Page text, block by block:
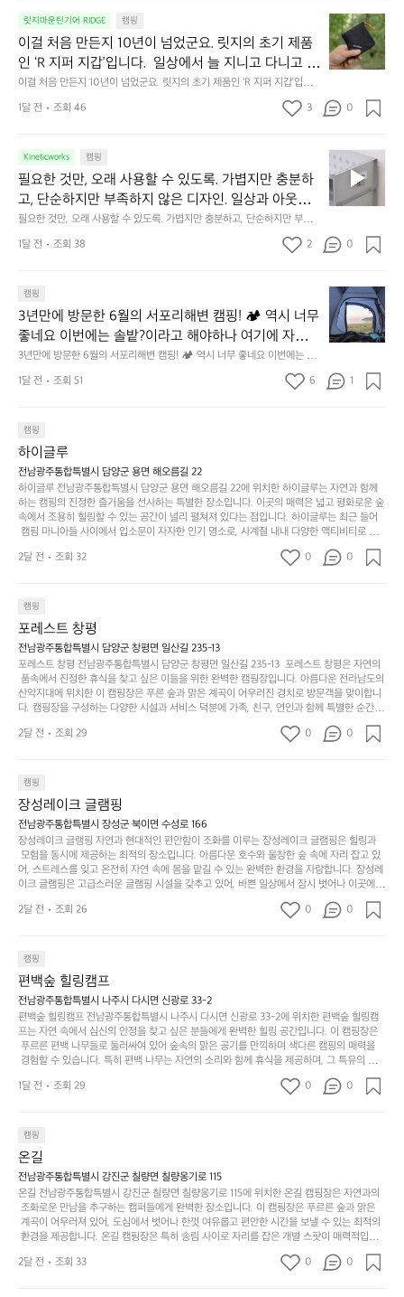
의
휴
식
에
도
이
중
인
차
안
서
도
구
나
잠
에
기
까
이
걸
리
는
순
다.
그
럴
때
는
차
을
가
려
보
세
요.
튼
을
조
용
히
o
l
a
t
☺️
미
니
미
멀
👌🏼
릿지마운틴기어 RIDGE 캠핑
이걸 처음 만든지 10년이 넘었군요. 릿지의 초기 제품
인 ‘R 지퍼 지갑’입니다.  일상에서 늘 지니고 다니고 싶
어지는 물건에는 크기, 무게, 형태, 색감 사이의 아주 미
묘한 밸런스가 존재합니다.  예를 들자면 일에 집중하
느라 책상 위 가장자리에 대충 걸쳐 놓아도 시야에 걸
는 균형감에서 출발했습니다.  그중에서도 슬림함에 철
저히 집착했습니다. 튼튼한 내구도와 넉넉한 수납력을
해치치 않는 선에서, 가장 가볍고 얇게 설계했습니다.
이 디자인과 사용감은, 꼭 직접 손으로 만져보며 경험
해 보시기를 바랍니다.
이걸 처음 만든지 10년이 넘었군요. 릿지의 초기 제품인 ‘R 지퍼 지갑’입니
다.  일상에서 늘 지니고 다니고 싶어지는 물건에는 크기, 무게, 형태, 색감
사이의 아주 미묘한 밸런스가 존재합니다.  예를 들자면 일에 집중하느라 책
철저히 집착했습니다. 튼튼한 내구도와 넉넉한 수납력을 해치치 않는 선에
서, 가장 가볍고 얇게 설계했습니다.  이 디자인과 사용감은, 꼭 직접 손으로
만져보며 경험해 보시기를 바랍니다.
이
걸
처
음
든
0
년
이
넘
군
지
의
초
기
품
갑’입
니
다.
일
상
에
고
다
니
고
싶
어
는
크
기,
무
게,
이
의
아
주
미
가
존
재
합
니
다.
1달 전 조회 46 3 0
Kineticworks 캠핑
필요한 것만, 오래 사용할 수 있도록. 가볍지만 충분하
고, 단순하지만 부족하지 않은 디자인. 일상과 아웃도
어의 경계를 자연스럽게 이어주는 RIDGE MOUNTAIN
GEAR. 키네틱웍스에서 만나보세요.
필요한 것만, 오래 사용할 수 있도록. 가볍지만 충분하고, 단순하지만 부족하
지 않은 디자인. 일상과 아웃도어의 경계를 자연스럽게 이어주는 RIDGE M
OUNTAIN GEAR. 키네틱웍스에서 만나보세요.
필
요
한
것
오
용
할
수
있
록.
분
하
고,
단
순
하
하
지
않
은
디
자
웃
도
어
의
경
럽
게
이
어
주
E
M
O
U
N
T
1달 전 조회 38 2 0
캠핑
3년만에 방문한 6월의 서포리해변 캠핑! 🏕 역시 너무
좋네요 이번에는 솔밭?이라고 해야하나 여기에 자리를
잡았는데 정말 시원하고 경치도 좋네요  서해치고 물도
맑은편, 아이들도 놀기 좋고 1박 2일은 넘 짧게 느껴지
네요  .1박 1동 1만원 (수금은 7시쯤, 동네에서 관리) .수
바로 화장실있음 .5분거리 cu .2분거리 음식점  항구에
서부터 해변까지 버스도 다니네요 ㅎㅎㅎ 아이들 엄청
좋아하네요 점심쯤도착해서 철수할때까지 물놀이 3
타임이나 했네요 ⛱️
3년만에 방문한 6월의 서포리해변 캠핑! 🏕 역시 너무 좋네요 이번에는 솔
밭?이라고 해야하나 여기에 자리를 잡았는데 정말 시원하고 경치도 좋네요
서해치고 물도 맑은편, 아이들도 놀기 좋고 1박 2일은 넘 짧게 느껴지네요  .
항구에서부터 해변까지 버스도 다니네요 ㅎㅎㅎ 아이들 엄청 좋아하네요 점
심쯤도착해서 철수할때까지 물놀이 3타임이나 했네요 ⛱️
년
만
에
문
포
리
해
변
캠
핑!
무
좋
네
요
이
이
라
고
해
야
하
리
를
잡
았
는
하
고
경
치
도
1달 전 조회 51 6 1
캠핑
하이글루
전남광주통합특별시 담양군 용면 해오름길 22
하이글루 전남광주통합특별시 담양군 용면 해오름길 22에 위치한 하이글루는 자연과 함께
하는 캠핑의 진정한 즐거움을 선사하는 특별한 장소입니다. 이곳의 매력은 넓고 평화로운 숲
속에서 조용히 힐링할 수 있는 공간이 널리 펼쳐져 있다는 점입니다. 하이글루는 최근 들어
캠핑 마니아들 사이에서 입소문이 자자한 인기 명소로, 사계절 내내 다양한 액티비티로 방
문객들을 맞이합니다. 특히, 하이글루의 독특한 시설인 글램핑 텐트는 고객들에게 아늑한 잠
자리를 제공하며, 캠핑의 매력을 한층 더해 줍니다. 밖에서는 자연의 소리를 들으며, 내부에
함께 좋은 시간을 보낼 수 있다는 것입니다. 또한, 하이글루 인근에는 다양한 트레킹 코스와
자전거 도로가 있어 아웃도어 활동을 좋아하는 이들에게 더욱 참조할 만한 장소가 됩니다.
담양의 아름다운 자연과 함께, 건강한 레저 활동을 즐기며 행복한 캠핑 경험을 쌓으실 수 있
습니다. 하이글루에서 특별한 순간을 만끽해보세요. 따뜻한 햇살과 함께하는 아침, 상징적인
담양의 죽녹원과 함께 어우러진 저녁, 그리고 고요한 밤하늘 아래에서 별을 바라보며 나누는
이야기들은 여러분의 캠핑 여행을 더욱 특별하게 만들어 줄 것입니다.  인기 정도: ★★★★
★
2달 전 조회 32 0 0
캠핑
포레스트 창평
전남광주통합특별시 담양군 창평면 일산길 235-13
포레스트 창평 전남광주통합특별시 담양군 창평면 일산길 235-13  포레스트 창평은 자연의
품속에서 진정한 휴식을 찾고 싶은 이들을 위한 완벽한 캠핑장입니다. 아름다운 전라남도의
산악지대에 위치한 이 캠핑장은 푸른 숲과 맑은 계곡이 어우러진 경치로 방문객을 맞이합니
다. 캠핑장을 구성하는 다양한 시설과 서비스 덕분에 가족, 친구, 연인과 함께 특별한 순간을
만들어갈 수 있는 최적의 공간이 됩니다.  포레스트 창평은 주말마다 직접 재배한 신선한 농
산물을 제공하는 캠핑장으로, 현지에서만 느낄 수 있는 자연의 맛을 경험할 수 있습니다. 또
으며 깊은 숙면을 취할 수 있는 기회를 제공합니다.  이곳은 자연과의 완벽한 조화를 이루며,
다채로운 야외 활동을 제공합니다. 특히 어린이들은 안전하게 놀 수 있는 놀이시설이 마련
되어 있어 부모님들과 함께 즐거운 시간을 보낼 수 있습니다. 주변의 다양한 관광지와 먹거
리를 탐험하는 재미도 포레스트 창평의 매력 중 하나입니다.  또한, 캠핑장을 방문한 후 지속
적으로 재방문하는 이들이 많아 인기가 날로 상승하고 있습니다. 포레스트 창평은 단순한 캠
핑 그 이상을 제공하며, 자연을 사랑하는 모든 이들에게 꼭 한번 경험해봐야 할 장소로 자리
잡았습니다.  인기 정도: ★★★★★
2달 전 조회 29 0 0
캠핑
장성레이크 글램핑
전남광주통합특별시 장성군 북이면 수성로 166
장성레이크 글램핑 자연과 현대적인 편안함이 조화를 이루는 장성레이크 글램핑은 힐링과
모험을 동시에 제공하는 최적의 장소입니다. 아름다운 호수와 울창한 숲 속에 자리 잡고 있
어, 스트레스를 잊고 온전히 자연 속에 몸을 맡길 수 있는 완벽한 환경을 자랑합니다. 장성레
이크 글램핑은 고급스러운 글램핑 시설을 갖추고 있어, 바쁜 일상에서 잠시 벗어나 이곳에
오면 사치스러운 휴식이 가능해집니다. 독립된 텐트에서 제공되는 특별한 불멍 공간은 소중
한 사람과 함께 따뜻한 이야기를 나눌 수 있는 소중한 시간을 만들어 줍니다. 또한, 주변의 자
을 창출하는 시간이 될 것입니다. 특히 식사를 좋아하는 분들에게는 매주 특별한 바비큐 파
티와 지역에서 나는 신선한 재료로 만든 다양한 요리를 제공하여 미각을 만족시켜 줍니다.
장성레이크 글램핑은 그 아름다운 경관과 최고 품질의 시설 덕분에 최근 몇 년 사이에 특히
주목받고 있는 캠핑장 중 하나입니다. 주말이면 방문객이 가득해 예약이 빠르게 차는 만큼
미리 일정을 계획하시는 것이 좋습니다. 나만의 프라이빗한 공간에서 가족 및 사랑하는 사
람들과 함께하세요. 당신의 대자연 속 힐링을 기다리는 장성레이크 글램핑은 언젠가 반드시
방문해봐야 할 명소로 자리매김하였습니다. 인기 정도: ★★★★★
2달 전 조회 26 0 0
캠핑
편백숲 힐링캠프
전남광주통합특별시 나주시 다시면 신광로 33-2
편백숲 힐링캠프 전남광주통합특별시 나주시 다시면 신광로 33-2에 위치한 편백숲 힐링캠
프는 자연 속에서 심신의 안정을 찾고 싶은 분들에게 완벽한 힐링 공간입니다. 이 캠핑장은
푸르른 편백 나무들로 둘러싸여 있어 숲속의 맑은 공기를 만끽하며 색다른 캠핑의 매력을
경험할 수 있습니다. 특히 편백 나무는 자연의 소리와 함께 휴식을 제공하며, 그 특유의 아로
마향이 심리적 안정감을 가져다줍니다. 이곳에서 아침 햇살을 맞으며 조용한 숲속에서의 커
피 한 잔은 그 어떤 도시의 카페에서 느끼기 힘든 특별함을 선사합니다. 편백숲 힐링캠프는
즐길 수 있는 기회도 많은데, 자전거를 타거나 숲속을 거닐며 다양한 생태계를 체험해보는
것도 일상의 스트레스를 잊게 해줍니다. 또한, 캠프파이어를 즐기며 별빛 아래서 시간을 보
내는 것은 일상에서 벗어나 새로운 여유를 찾는 방법입니다. 운영자는 항상 방문객의 편안함
과 안전을 최우선으로 생각하고 있으며, 깨끗하고 잘 관리된 시설을 자랑합니다. 가족들이
함께하는 모닥불 구이 파티나 친구들과의 캠핑 퀴즈도 놓칠 수 없는 재미가 됩니다. 자연과
의 조화 속에서 힐링할 수 있는 편백숲 힐링캠프는 현대인의 바쁜 일상에서 벗어나 소중한
시간을 가지고 싶은 분들에게 특히 추천드립니다. 지금 바로 나주로 떠나 여유로움과 행복
이 가득한 캠핑을 경험해보세요! 인기 정도: ★★★★☆
1달 전 조회 29 0 0
캠핑
온길
전남광주통합특별시 강진군 칠량면 칠량옹기로 115
온길 전남광주통합특별시 강진군 칠량면 칠량옹기로 115에 위치한 온길 캠핑장은 자연과의
조화로운 만남을 추구하는 캠퍼들에게 완벽한 장소입니다. 이 캠핑장은 푸르른 숲과 맑은
계곡이 어우러져 있어, 도심에서 벗어나 한껏 여유롭고 편안한 시간을 보낼 수 있는 최적의
환경을 제공합니다. 온길 캠핑장은 특히 송림 사이로 자리를 잡은 개별 스팟이 매력적입니
다. 각 사이트마다 적당한 간격이 유지되어 있어 프라이빗한 캠핑을 선호하는 분들에게는 더
없이 좋은 선택이지요. 숲속에서의 고요한 밤, 별빛 아래서의 캠핑은 마치 동화 속에 들어온
2달 전 조회 33 0 0